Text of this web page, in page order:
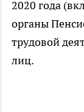
2020 года
органы
трудовой
лиц.